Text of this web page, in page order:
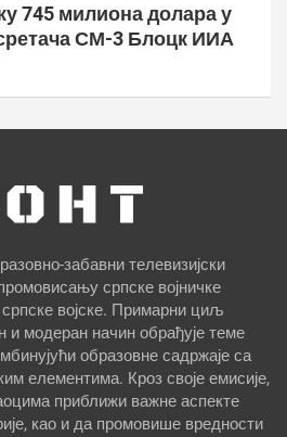
745 милиона долара у
СМ-3 Блоцк ИИА
забавни телевизијски
српске војничке
војске. Примарни циљ
и модеран начин обрађује теме
образовне садржаје са
елементима. Кроз своје емисије,
приближи важне аспекте
као и да промовише вредности